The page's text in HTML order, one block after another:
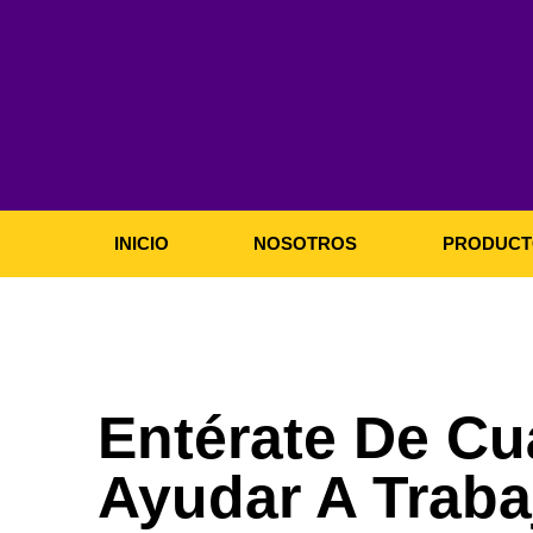
INICIO NOSOTROS
Entérate De
Ayudar A